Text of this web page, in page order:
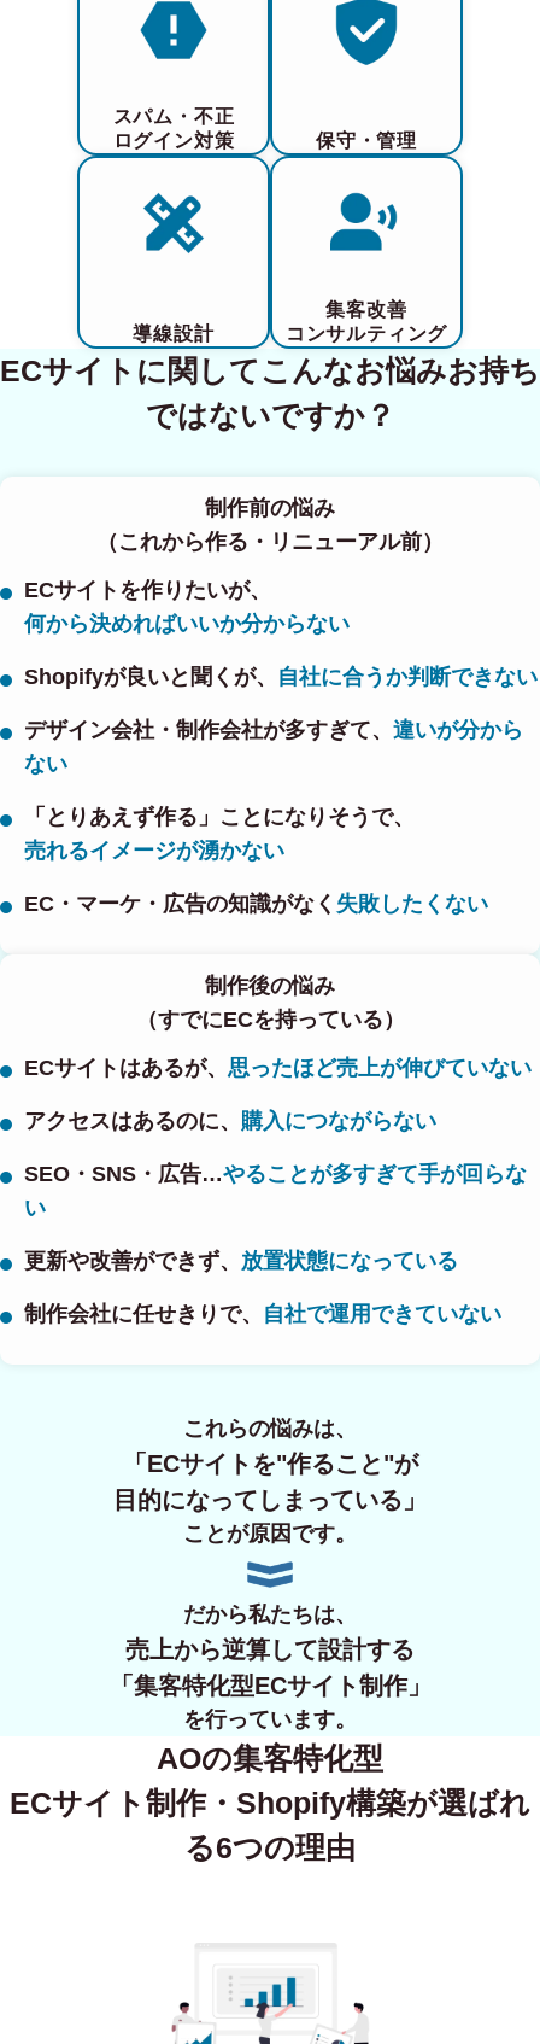
スパム・不正
ログイン対策
保守・管理
導線設計
集客改善
コンサルティング
ECサイトに関してこんなお悩みお持ち
ではないですか？
制作前の悩み
（これから作る・リニューアル前）
ECサイトを作りたいが、
何から決めればいいか分からない
Shopifyが良いと聞くが、 自社に合うか判断できない
デザイン会社・制作会社が多すぎて、 違いが分から
ない
「とりあえず作る」ことになりそうで、
売れるイメージが湧かない
EC・マーケ・広告の知識がなく 失敗したくない
制作後の悩み
（すでにECを持っている）
ECサイトはあるが、 思ったほど売上が伸びていない
アクセスはあるのに、 購入につながらない
SEO・SNS・広告…やることが多すぎて手が回らな
い
更新や改善ができず、 放置状態になっている
制作会社に任せきりで、 自社で運用できていない
これらの悩みは、
「ECサイトを"作ること"が
目的になってしまっている」
ことが原因です。
だから私たちは、
売上から逆算して設計する
「集客特化型ECサイト制作」
を行っています。
AOの集客特化型
ECサイト制作・Shopify構築が選ばれ
る6つの理由